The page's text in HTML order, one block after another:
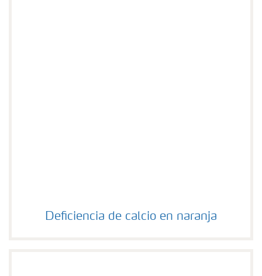
Deficiencia de calcio en naranja
Deficiencia de calcio en naranja